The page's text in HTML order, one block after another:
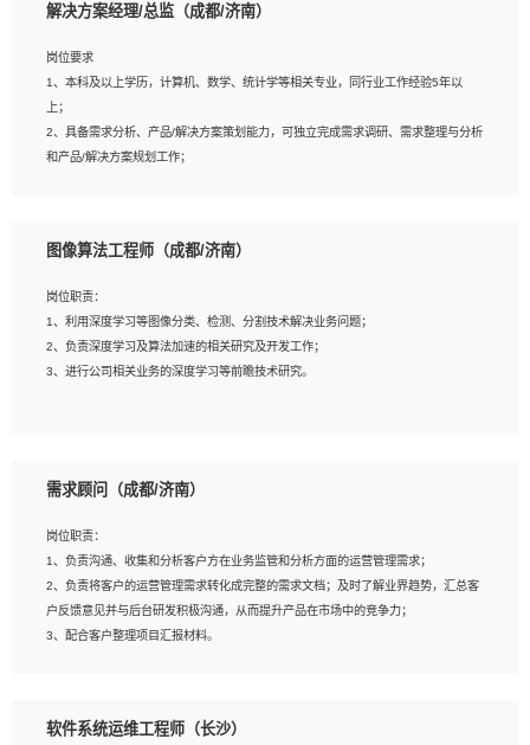
岗位要求：
1、全日制统招本科及以上学历，计算机相关专业毕业，5年以上开发工作经验；
2、具有扎实的java编程功底和良好的编码习惯，有分布式、多线程及高并发系统开
发经验和性能调优经验尤佳；熟悉JVM调优；掌握基础中间件、基础架构方案和云
平台、云产品功能特性，熟练使用相关平台的功能和了解其背后实现机制；
研发管理流程建设经验；
种常用框架和技术Springboot、Shiro、springcloud等；熟悉Linux常用命令和了解
常用脚本语言，较丰富的线上系统运维经验，复杂问题排查思路清晰。
解决方案经理/总监（成都/济南）
岗位要求
1、本科及以上学历，计算机、数学、统计学等相关专业，同行业工作经验5年以
上；
2、具备需求分析、产品/解决方案策划能力，可独立完成需求调研、需求整理与分析
和产品/解决方案规划工作；
相关的解决方案，包括视频分析、图像识别、NLP、OCR、机器学习等；
AI算法框架，对人脸识别、目标检测、图像识别、OCR、NLP等AI算法有深刻理
解。具有AI平台级产品/解决方案从业经验者优先。具有大数据技术背景者优先；
6、具备良好的客户意识与沟通能力，善于学习思考、创新与团队协作，认真负责、
执行力与抗压力强。
图像算法工程师（成都/济南）
岗位职责：
1、利用深度学习等图像分类、检测、分割技术解决业务问题；
2、负责深度学习及算法加速的相关研究及开发工作；
3、进行公司相关业务的深度学习等前瞻技术研究。
2、2年以上图像处理开发经验，熟悉python和spark开发；
建深度学习系统环境；
4、熟悉OPENCV、HALCON等常用图像处理软件，熟练进行图像处理；
5、熟悉主流的分类算法、聚类算法和关联分析算法原理，能熟练使用神经网络算法
的进行业务建模；
6、对OCR领域有深入的研究，熟悉模型调参，压缩和整型化方法；
需求顾问（成都/济南）
岗位职责：
1、负责沟通、收集和分析客户方在业务监管和分析方面的运营管理需求；
2、负责将客户的运营管理需求转化成完整的需求文档；及时了解业界趋势，汇总客
户反馈意见并与后台研发积极沟通，从而提升产品在市场中的竞争力；
3、配合客户整理项目汇报材料。
1、3年以上运营或解决方案的工作经验。
软件系统运维工程师（长沙）